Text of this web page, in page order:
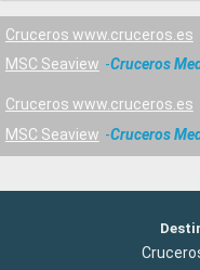
Cruceros www.cruceros.es
MSC Seaview
Cruceros
Cruceros www.cruceros.es
MSC Seaview
Cruceros